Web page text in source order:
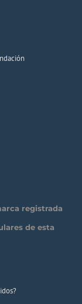
registrada
de esta